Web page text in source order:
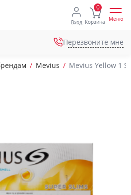
Вход Корзина Меню
Перезвоните мне
Mevius Mevius Yellow 1